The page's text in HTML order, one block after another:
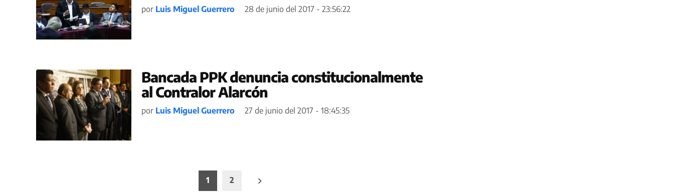
por Luis Miguel Guerrero 28 de junio del 2017 - 23:56:22
Bancada PPK denuncia constitucionalmente
al Contralor Alarcón
por Luis Miguel Guerrero 27 de junio del 2017 - 18:45:35
1 2